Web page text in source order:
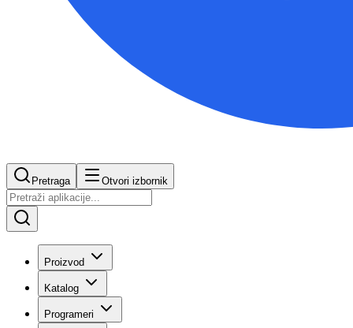
Pretraga Otvori izbornik
Proizvod
Katalog
Programeri